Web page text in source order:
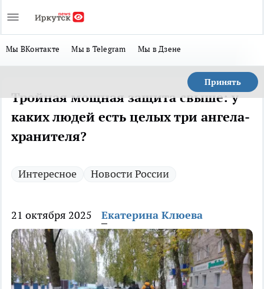
Мы ВКонтакте Мы в Telegram Мы в Дзене
Принять
Тройная мощная защита свыше: у
каких людей есть целых три ангела-
хранителя?
Интересное Новости России
21 октября 2025 Екатерина Клюева